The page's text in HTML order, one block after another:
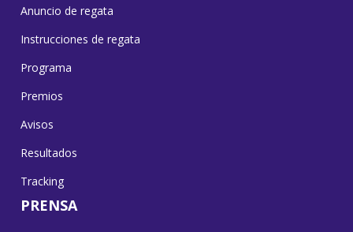
Anuncio de regata
Instrucciones de regata
Programa
Premios
Avisos
Resultados
Tracking
PRENSA